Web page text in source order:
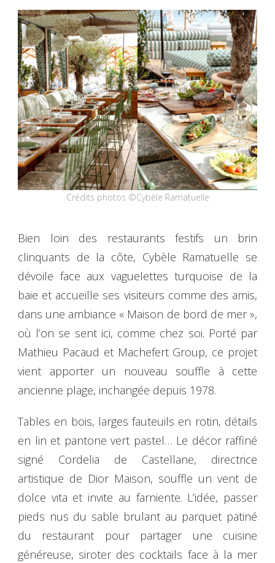
Crédits photos ©Cybèle Ramatuelle
Bien loin des restaurants festifs un brin
clinquants de la côte, Cybèle Ramatuelle se
dévoile face aux vaguelettes turquoise de la
baie et accueille ses visiteurs comme des amis,
dans une ambiance « Maison de bord de mer »,
où l’on se sent ici, comme chez soi. Porté par
Mathieu Pacaud et Machefert Group, ce projet
vient apporter un nouveau souffle à cette
ancienne plage, inchangée depuis 1978.
Tables en bois, larges fauteuils en rotin, détails
en lin et pantone vert pastel… Le décor raffiné
signé Cordelia de Castellane, directrice
artistique de Dior Maison, souffle un vent de
dolce vita et invite au farniente. L’idée, passer
pieds nus du sable brulant au parquet patiné
du restaurant pour partager une cuisine
généreuse, siroter des cocktails face à la mer